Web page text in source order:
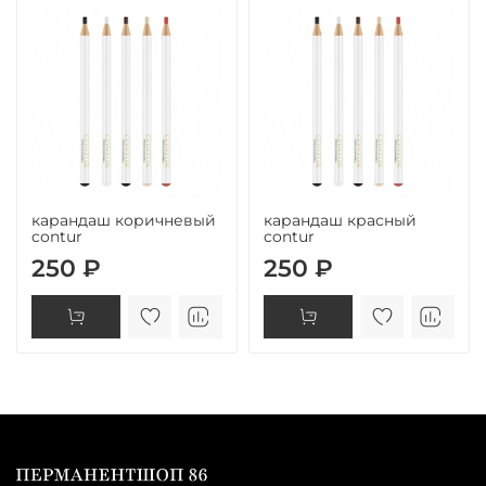
карандаш коричневый
contur
250 ₽
карандаш красный
contur
250 ₽